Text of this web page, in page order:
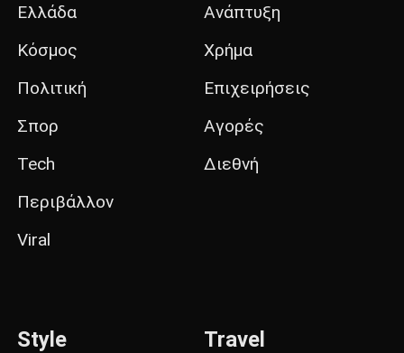
Ελλάδα
Κόσμος
Πολιτική
Σπορ
Tech
Περιβάλλον
Viral
Ανάπτυξη
Χρήμα
Επιχειρήσεις
Αγορές
Διεθνή
Style Travel